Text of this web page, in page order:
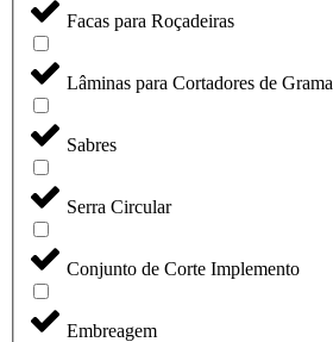
Facas para Roçadeiras
Lâminas para Cortadores de Grama
Sabres
Serra Circular
Conjunto de Corte Implemento
Embreagem